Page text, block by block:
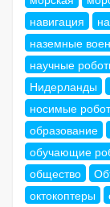
навигация
наземные
научные
Нидерланды
носимые
образование
обучающие
общество
октокоптеры